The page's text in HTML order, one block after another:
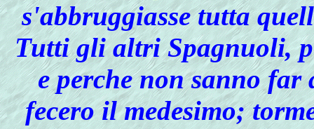
s'abbruggiasse tutta
Tutti gli altri Spagnuoli,
e perche non sanno
fecero il medesimo;